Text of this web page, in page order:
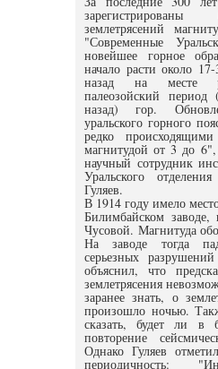
землетрясений
"Современные
новейшее горное
начало расти около
назад на месте
палеозойский
назад) гор.
уральского горного
редко происходящими
магнитудой от 3 до
научный сотрудник
Уральского
Гуляев.
В 1914 году имело
Билимбайском
Чусовой. Магнитуда
На заводе тогда
серьезных
объяснил, что
землетрясения
заранее знать, о
произошло ночью.
сказать, будет ли в
повторение
Однако Гуляев
периодичность: